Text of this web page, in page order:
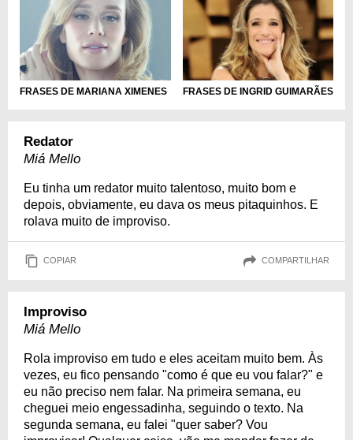
FRASES DE MARIANA XIMENES FRASES DE INGRID GUIMARÃES
Redator
Miá Mello
Eu tinha um redator muito talentoso, muito bom e
depois, obviamente, eu dava os meus pitaquinhos. E
rolava muito de improviso.
COPIAR COMPARTILHAR
Improviso
Miá Mello
Rola improviso em tudo e eles aceitam muito bem. Às
vezes, eu fico pensando "como é que eu vou falar?" e
eu não preciso nem falar. Na primeira semana, eu
cheguei meio engessadinha, seguindo o texto. Na
segunda semana, eu falei "quer saber? Vou